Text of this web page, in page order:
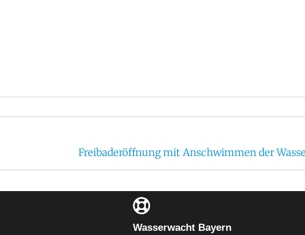
Freibaderöffnung mit Anschwimmen der
Wasserwacht Bayern